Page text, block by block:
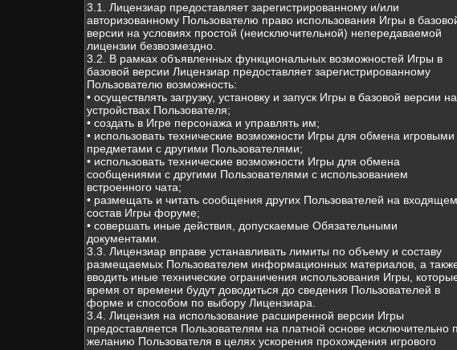
3.1. Лицензиар предоставляет зарегистрированному и/или
авторизованному Пользователю право использования Игры в
версии на условиях простой (неисключительной) непередаваемой
лицензии безвозмездно.
3.2. В рамках объявленных функциональных возможностей Игры в
базовой версии Лицензиар предоставляет зарегистрированному
Пользователю возможность:
• осуществлять загрузку, установку и запуск Игры в базовой версии на
устройствах Пользователя;
• создать в Игре персонажа и управлять им;
• использовать технические возможности Игры для обмена игровыми
предметами с другими Пользователями;
• использовать технические возможности Игры для обмена
сообщениями с другими Пользователями с использованием
встроенного чата;
• размещать и читать сообщения других Пользователей на
состав Игры форуме;
• совершать иные действия, допускаемые Обязательными
документами.
3.3. Лицензиар вправе устанавливать лимиты по объему и составу
размещаемых Пользователем информационных материалов, а
вводить иные технические ограничения использования Игры,
время от времени будут доводиться до сведения Пользователей в
форме и способом по выбору Лицензиара.
3.4. Лицензия на использование расширенной версии Игры
предоставляется Пользователям на платной основе исключительно
желанию Пользователя в целях ускорения прохождения игрового